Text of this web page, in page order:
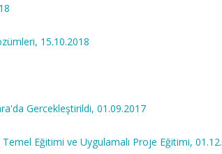
15.10.2018
Gercekleştirildi, 01.09.2017
Temel Eğitimi ve Uygulamalı Proje Eğitimi,